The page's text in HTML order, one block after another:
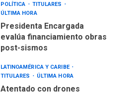
POLÍTICA
TITULARES
ÚLTIMA HORA
Presidenta Encargada
evalúa financiamiento obras
post-sismos
LATINOAMÉRICA Y CARIBE
TITULARES
ÚLTIMA HORA
Atentado con drones